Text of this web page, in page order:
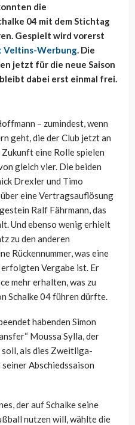
die
04 mit dem Stichtag
Gespielt wird vorerst
Veltins-Werbung. Die
jetzt für die neue Saison
dabei erst einmal frei.
– zumindest, wenn
geht, die der Club jetzt an
eine Rolle spielen
gleich vier. Die beiden
Drexler und Timo
eine Vertragsauflösung
Ralf Fährmann, das
Und ebenso wenig erhielt
zu den anderen
Rückennummer, was eine
Vergabe ist. Er
mehr erhalten, was zu
Schalke 04 führen dürfte.
habenden Simon
Moussa Sylla, der
als dies Zweitliga-
Abschiedssaison
der auf Schalke seine
nutzen will, wählte die